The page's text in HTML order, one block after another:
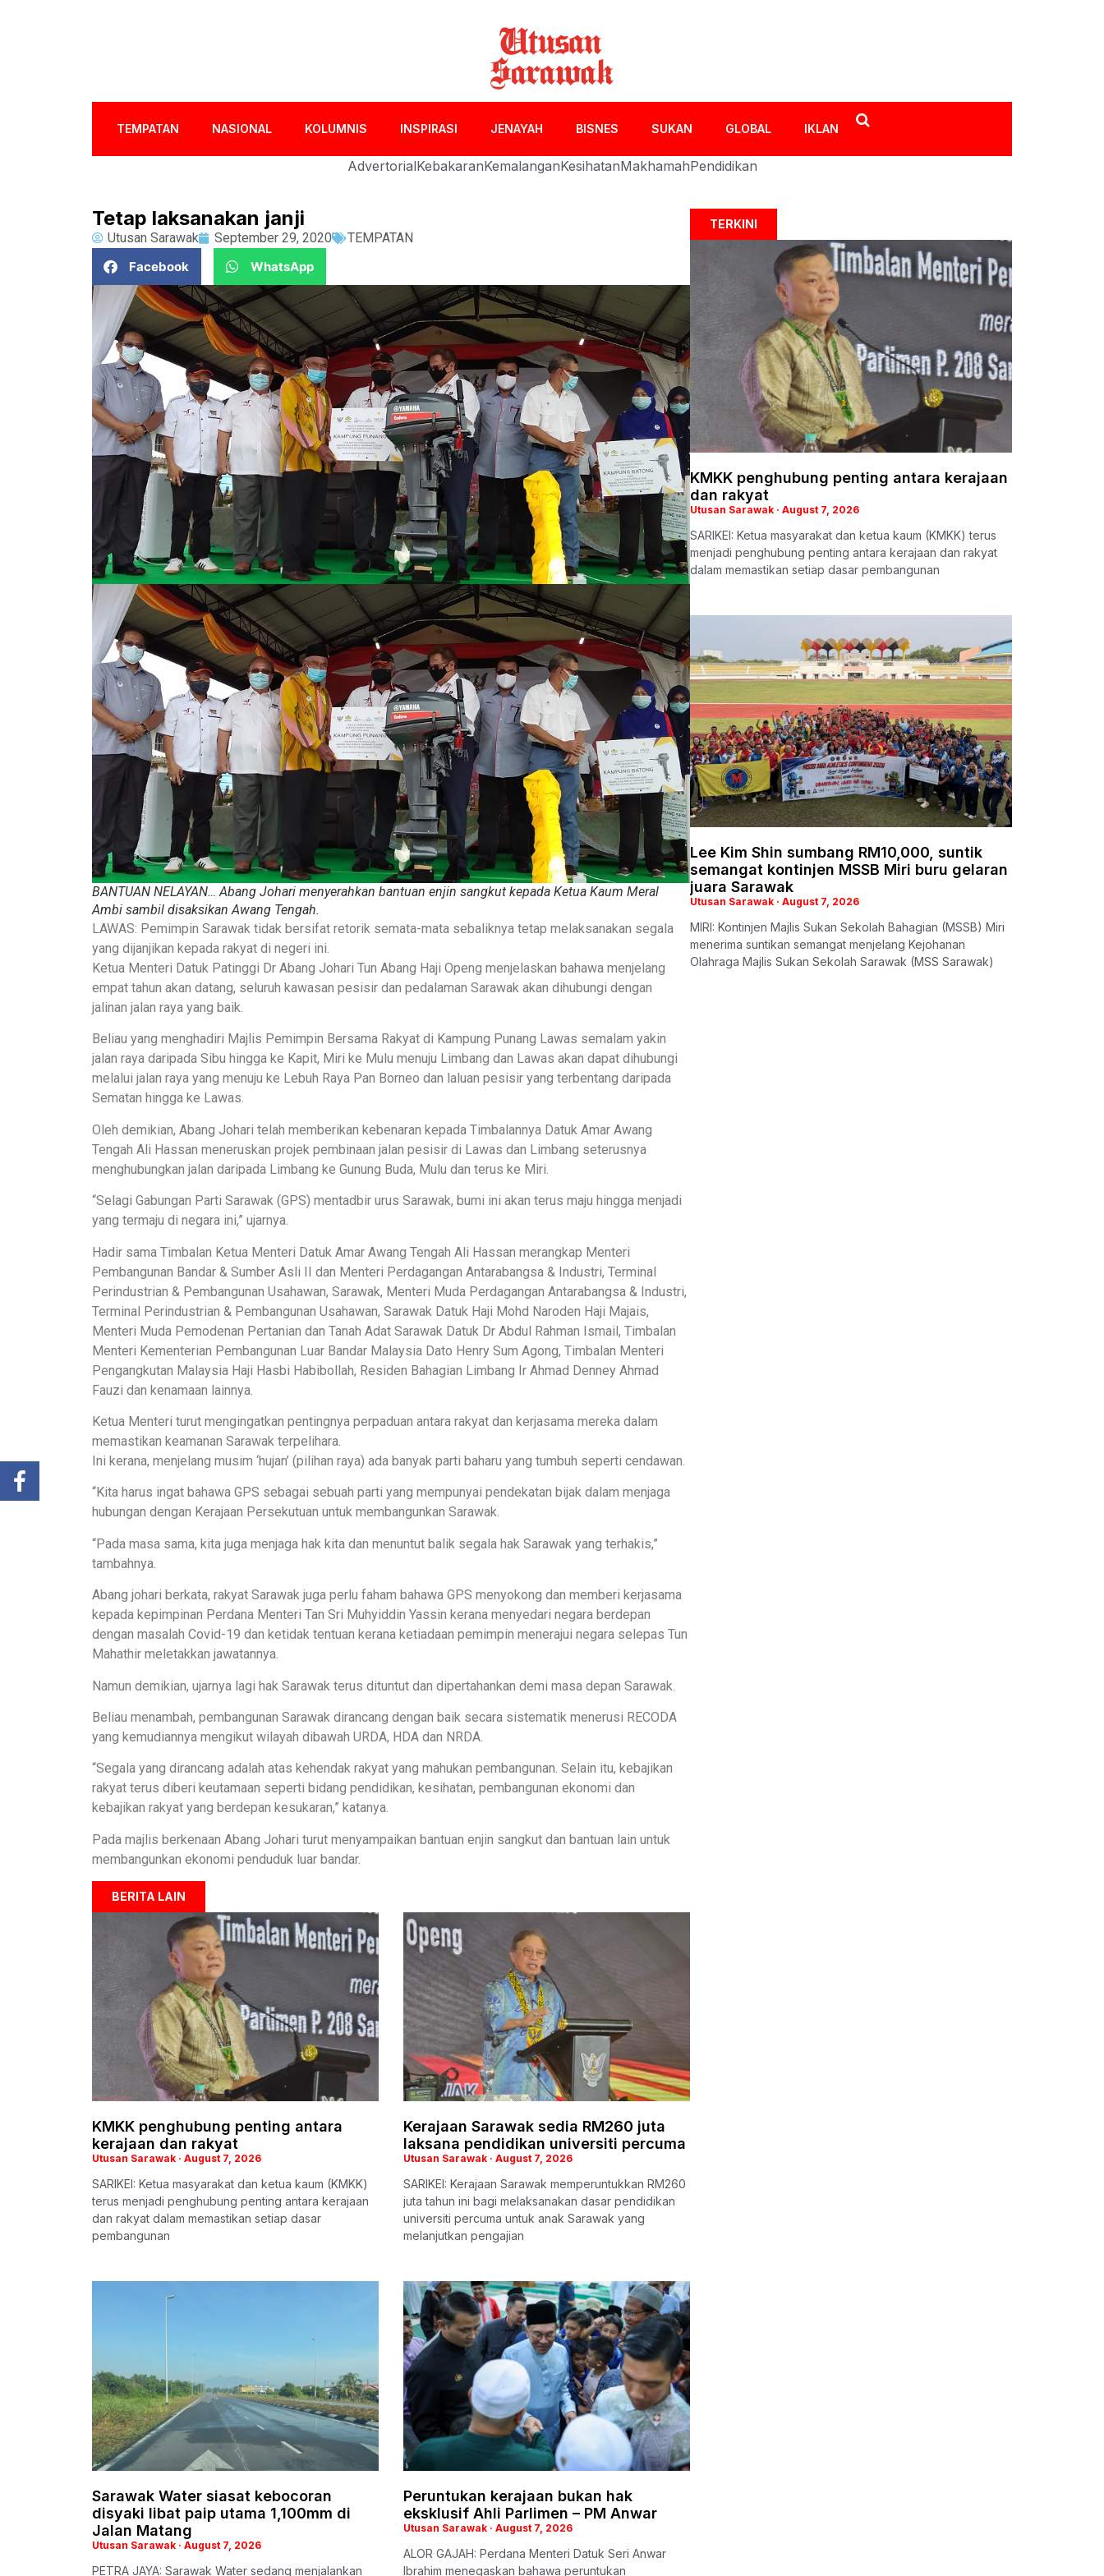
TEMPATAN NASIONAL KOLUMNIS INSPIRASI JENAYAH BISNES SUKAN GLOBAL IKLAN
AdvertorialKebakaranKemalanganKesihatanMakhamahPendidikan
Tetap laksanakan janji
Utusan Sarawak September 29, 2020
TEMPATAN
Facebook
WhatsApp
BANTUAN NELAYAN… Abang Johari menyerahkan bantuan enjin sangkut kepada Ketua Kaum Meral
Ambi sambil disaksikan Awang Tengah.
LAWAS: Pemimpin Sarawak tidak bersifat retorik semata-mata sebaliknya tetap melaksanakan segala
yang dijanjikan kepada rakyat di negeri ini.
Ketua Menteri Datuk Patinggi Dr Abang Johari Tun Abang Haji Openg menjelaskan bahawa menjelang
empat tahun akan datang, seluruh kawasan pesisir dan pedalaman Sarawak akan dihubungi dengan
jalinan jalan raya yang baik.
Beliau yang menghadiri Majlis Pemimpin Bersama Rakyat di Kampung Punang Lawas semalam yakin
jalan raya daripada Sibu hingga ke Kapit, Miri ke Mulu menuju Limbang dan Lawas akan dapat dihubungi
melalui jalan raya yang menuju ke Lebuh Raya Pan Borneo dan laluan pesisir yang terbentang daripada
Sematan hingga ke Lawas.
Oleh demikian, Abang Johari telah memberikan kebenaran kepada Timbalannya Datuk Amar Awang
Tengah Ali Hassan meneruskan projek pembinaan jalan pesisir di Lawas dan Limbang seterusnya
menghubungkan jalan daripada Limbang ke Gunung Buda, Mulu dan terus ke Miri.
“Selagi Gabungan Parti Sarawak (GPS) mentadbir urus Sarawak, bumi ini akan terus maju hingga menjadi
yang termaju di negara ini,” ujarnya.
Hadir sama Timbalan Ketua Menteri Datuk Amar Awang Tengah Ali Hassan merangkap Menteri
Pembangunan Bandar & Sumber Asli II dan Menteri Perdagangan Antarabangsa & Industri, Terminal
Perindustrian & Pembangunan Usahawan, Sarawak, Menteri Muda Perdagangan Antarabangsa & Industri,
Terminal Perindustrian & Pembangunan Usahawan, Sarawak Datuk Haji Mohd Naroden Haji Majais,
Menteri Muda Pemodenan Pertanian dan Tanah Adat Sarawak Datuk Dr Abdul Rahman Ismail, Timbalan
Menteri Kementerian Pembangunan Luar Bandar Malaysia Dato Henry Sum Agong, Timbalan Menteri
Pengangkutan Malaysia Haji Hasbi Habibollah, Residen Bahagian Limbang Ir Ahmad Denney Ahmad
Fauzi dan kenamaan lainnya.
Ketua Menteri turut mengingatkan pentingnya perpaduan antara rakyat dan kerjasama mereka dalam
memastikan keamanan Sarawak terpelihara.
Ini kerana, menjelang musim ‘hujan’ (pilihan raya) ada banyak parti baharu yang tumbuh seperti cendawan.
“Kita harus ingat bahawa GPS sebagai sebuah parti yang mempunyai pendekatan bijak dalam menjaga
hubungan dengan Kerajaan Persekutuan untuk membangunkan Sarawak.
“Pada masa sama, kita juga menjaga hak kita dan menuntut balik segala hak Sarawak yang terhakis,”
tambahnya.
Abang johari berkata, rakyat Sarawak juga perlu faham bahawa GPS menyokong dan memberi kerjasama
kepada kepimpinan Perdana Menteri Tan Sri Muhyiddin Yassin kerana menyedari negara berdepan
dengan masalah Covid-19 dan ketidak tentuan kerana ketiadaan pemimpin menerajui negara selepas Tun
Mahathir meletakkan jawatannya.
Namun demikian, ujarnya lagi hak Sarawak terus dituntut dan dipertahankan demi masa depan Sarawak.
Beliau menambah, pembangunan Sarawak dirancang dengan baik secara sistematik menerusi RECODA
yang kemudiannya mengikut wilayah dibawah URDA, HDA dan NRDA.
“Segala yang dirancang adalah atas kehendak rakyat yang mahukan pembangunan. Selain itu, kebajikan
rakyat terus diberi keutamaan seperti bidang pendidikan, kesihatan, pembangunan ekonomi dan
kebajikan rakyat yang berdepan kesukaran,” katanya.
Pada majlis berkenaan Abang Johari turut menyampaikan bantuan enjin sangkut dan bantuan lain untuk
membangunkan ekonomi penduduk luar bandar.
BERITA LAIN
KMKK penghubung penting antara
kerajaan dan rakyat
Utusan Sarawak August 7, 2026
SARIKEI: Ketua masyarakat dan ketua kaum (KMKK)
terus menjadi penghubung penting antara kerajaan
dan rakyat dalam memastikan setiap dasar
pembangunan
Kerajaan Sarawak sedia RM260 juta
laksana pendidikan universiti percuma
Utusan Sarawak August 7, 2026
SARIKEI: Kerajaan Sarawak memperuntukkan RM260
juta tahun ini bagi melaksanakan dasar pendidikan
universiti percuma untuk anak Sarawak yang
melanjutkan pengajian
Sarawak Water siasat kebocoran
disyaki libat paip utama 1,100mm di
Jalan Matang
Utusan Sarawak August 7, 2026
PETRA JAYA: Sarawak Water sedang menjalankan
Peruntukan kerajaan bukan hak
eksklusif Ahli Parlimen – PM Anwar
Utusan Sarawak August 7, 2026
ALOR GAJAH: Perdana Menteri Datuk Seri Anwar
Ibrahim menegaskan bahawa peruntukan
TERKINI
KMKK penghubung penting antara kerajaan
dan rakyat
Utusan Sarawak August 7, 2026
SARIKEI: Ketua masyarakat dan ketua kaum (KMKK) terus
menjadi penghubung penting antara kerajaan dan rakyat
dalam memastikan setiap dasar pembangunan
Lee Kim Shin sumbang RM10,000, suntik
semangat kontinjen MSSB Miri buru gelaran
juara Sarawak
Utusan Sarawak August 7, 2026
MIRI: Kontinjen Majlis Sukan Sekolah Bahagian (MSSB) Miri
menerima suntikan semangat menjelang Kejohanan
Olahraga Majlis Sukan Sekolah Sarawak (MSS Sarawak)